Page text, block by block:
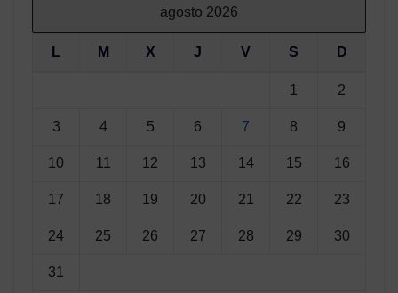
agosto 2026
L M X J V S D
1 2
3 4 5 6 7 8 9
10 11 12 13 14 15 16
17 18 19 20 21 22 23
24 25 26 27 28 29 30
31